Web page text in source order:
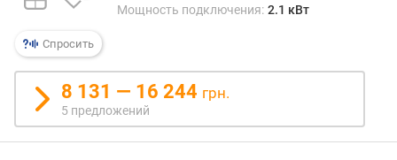
о
и
с
в
Спросить
Мощность подключения: 2.1 кВт
8 131 — 16 244 грн.
5 предложений